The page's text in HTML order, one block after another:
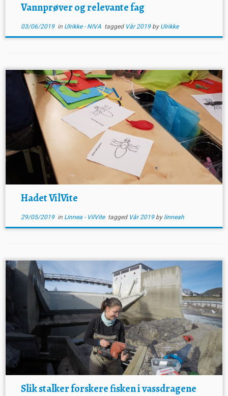
Vannprøver og relevante fag
03/06/2019in Ulrikke - NIVA tagged Vår 2019 by Ulrikke
Hadet VilVite
29/05/2019in Linnea - VilVite tagged Vår 2019 by linneah
Slik stalker forskere fisken i vassdragene